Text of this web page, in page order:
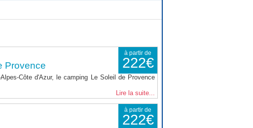
à partir de
222€
Provence
Côte d'Azur, le camping Le Soleil de Provence
Lire la suite...
à partir de
222€